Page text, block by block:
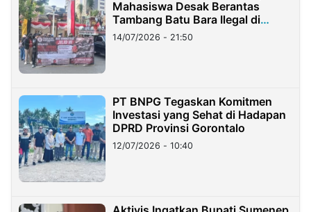
Mahasiswa Desak Berantas
Tambang Batu Bara Ilegal di
Lampung
14/07/2026 - 21:50
PT BNPG Tegaskan Komitmen
Investasi yang Sehat di Hadapan
DPRD Provinsi Gorontalo
12/07/2026 - 10:40